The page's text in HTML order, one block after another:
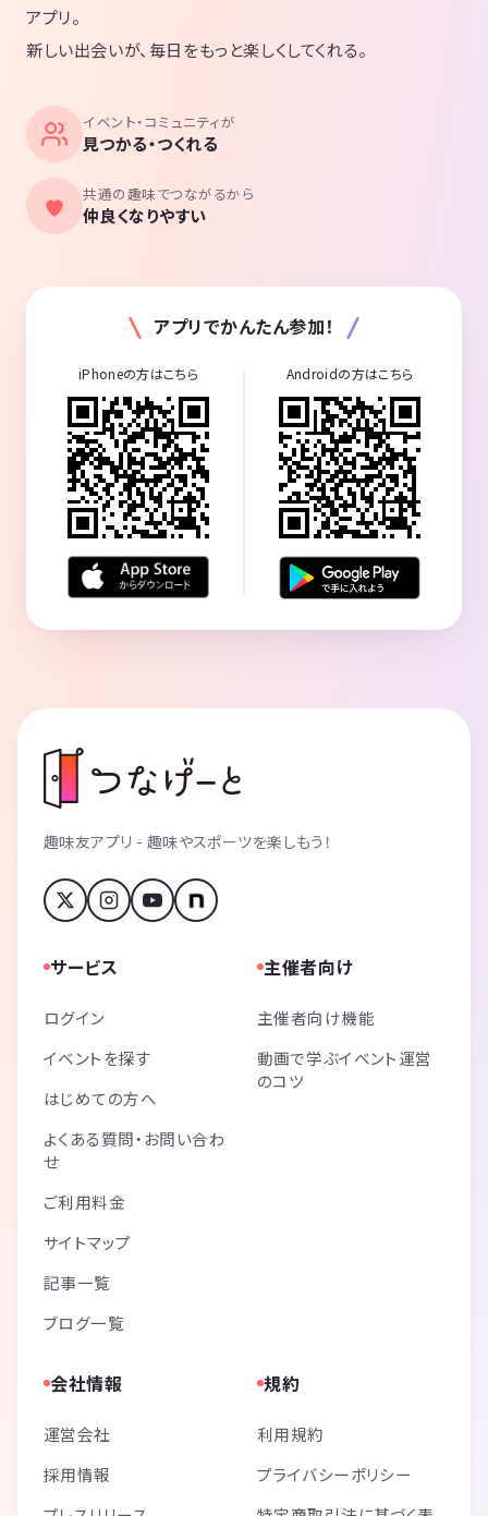
アプリ。
新しい出会いが、毎日をもっと楽しくしてくれる。
イベント・コミュニティが
見つかる・つくれる
共通の趣味でつながるから
仲良くなりやすい
アプリでかんたん参加！
iPhoneの方はこちら Androidの方はこちら
趣味友アプリ - 趣味やスポーツを楽しもう！
サービス
ログイン
イベントを探す
はじめての方へ
よくある質問・お問い合わ
せ
ご利用料金
サイトマップ
記事一覧
ブログ一覧
主催者向け
主催者向け機能
動画で学ぶイベント運営
のコツ
会社情報
運営会社
採用情報
規約
利用規約
プライバシーポリシー